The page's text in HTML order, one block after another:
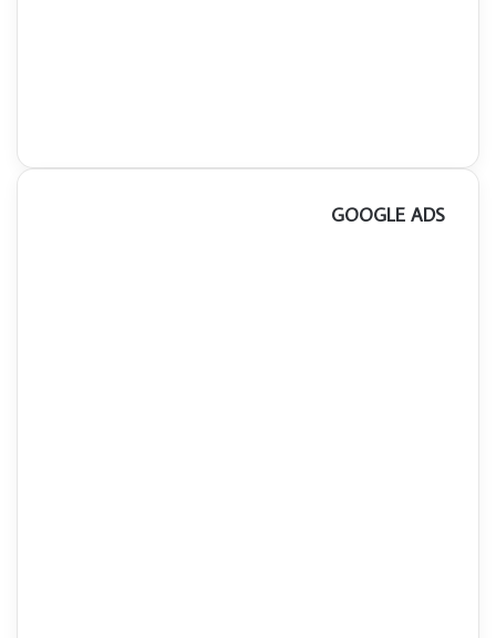
GOOGLE ADS